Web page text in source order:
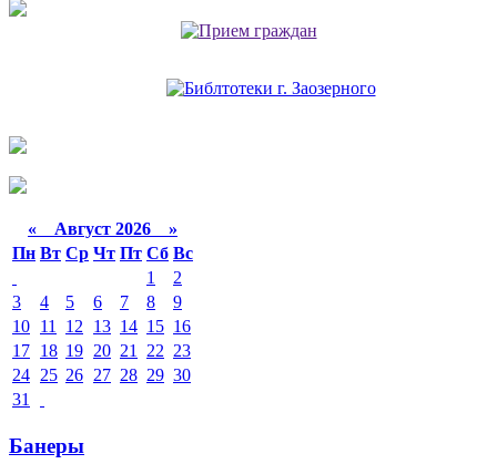
« Август 2026 »
Пн Вт Ср Чт Пт Сб Вс
1
2
3
4 5 6 7 8
9
10 11 12 13 14 15 16
17 18 19 20 21 22 23
24 25 26 27 28 29 30
31
Банеры